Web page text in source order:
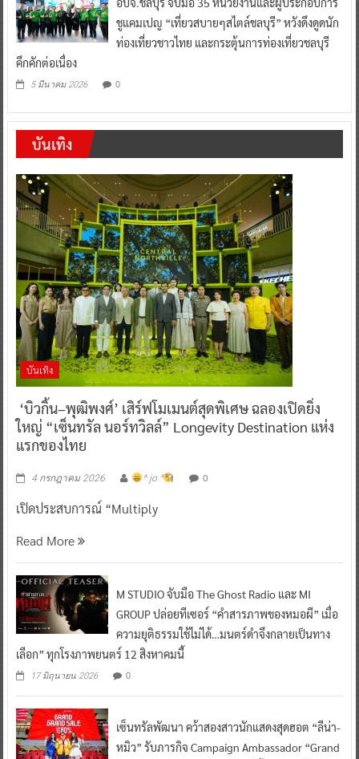
ชูแคมเปญ “เที่ยวสบายๆสไตล์ชลบุรี” หวังดึงดูดนัก
ท่องเที่ยวชาวไทย และกระตุ้นการท่องเที่ยวชลบุรี
คึกคักต่อเนื่อง
5 มีนาคม 2026 0
บันเทิง
บันเทิง
‘บิวกิ้น–พุฒิพงศ์’ เสิร์ฟโมเมนต์สุดพิเศษ ฉลองเปิดยิ่ง
ใหญ่ “เซ็นทรัล นอร์ทวิลล์” Longevity Destination แห่ง
แรกของไทย
4 กรกฎาคม 2026 ^ jo ^ 0
เปิดประสบการณ์ “Multiply
Read More
M STUDIO จับมือ The Ghost Radio และ MI
GROUP ปล่อยทีเซอร์ “คำสารภาพของหมอผี” เมื่อ
ความยุติธรรมใช้ไม่ได้…มนตร์ดำจึงกลายเป็นทาง
เลือก” ทุกโรงภาพยนตร์ 12 สิงหาคมนี้
17 มิถุนายน 2026 0
เซ็นทรัลพัฒนา คว้าสองสาวนักแสดงสุดฮอต “ลีน่า-
หมิว” รับภารกิจ Campaign Ambassador “Grand